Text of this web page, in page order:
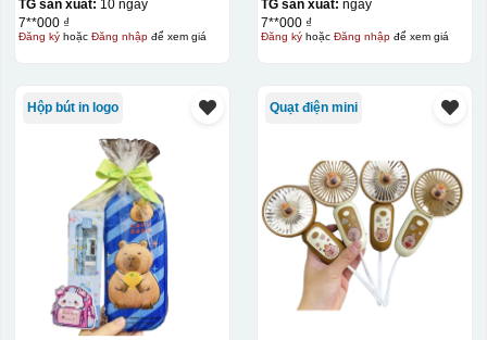
TG sản xuất: 10 ngày
7**000 ₫
Đăng kýhoặc Đăng nhậpđể xem giá
TG sản xuất: ngày
7**000 ₫
Đăng kýhoặc Đăng nhậpđể xem giá
Hộp bút in logo Quạt điện mini